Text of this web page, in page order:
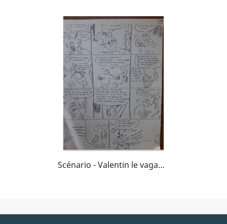
Scénario - Valentin le vagabond- L'alchimiste